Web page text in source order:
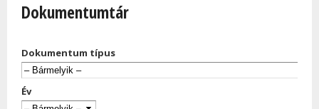
Dokumentumtár
Dokumentum típus
Év